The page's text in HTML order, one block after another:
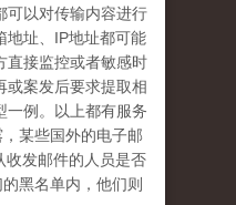
可以对传输内容进行
地址、IP地址都可能
直接监控或者敏感时
或案发后要求提取相
一例。以上都有服务
，某些国外的电子邮
收发邮件的人员是否
黑名单内，他们则